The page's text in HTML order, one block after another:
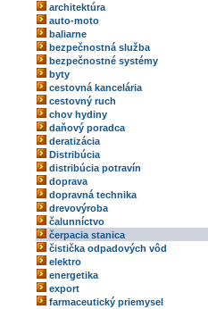
architektúra
auto-moto
baliarne
bezpečnostná služba
bezpečnostné systémy
byty
cestovná kancelária
cestovný ruch
chov hydiny
daňový poradca
deratizácia
Distribúcia
distribúcia potravín
doprava
dopravná technika
drevovýroba
čalunníctvo
čerpacia stanica
čistička odpadových vôd
elektro
energetika
export
farmaceutický priemysel